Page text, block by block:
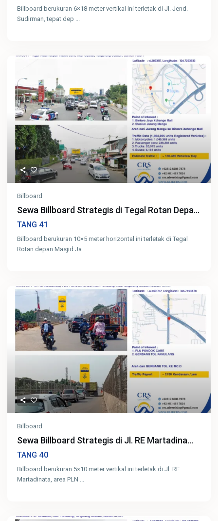
Billboard berukuran 6×18 meter vertikal ini terletak di Jl. Jend.
Sudirman, tepat dep ...
Billboard
Sewa Billboard Strategis di Tegal Rotan Depa...
TANG 41
Billboard berukuran 10×5 meter horizontal ini terletak di Tegal
Rotan depan Masjid Ja ...
Billboard
Sewa Billboard Strategis di Jl. RE Martadina...
TANG 40
Billboard berukuran 5×10 meter vertikal ini terletak di Jl. RE
Martadinata, area PLN ...